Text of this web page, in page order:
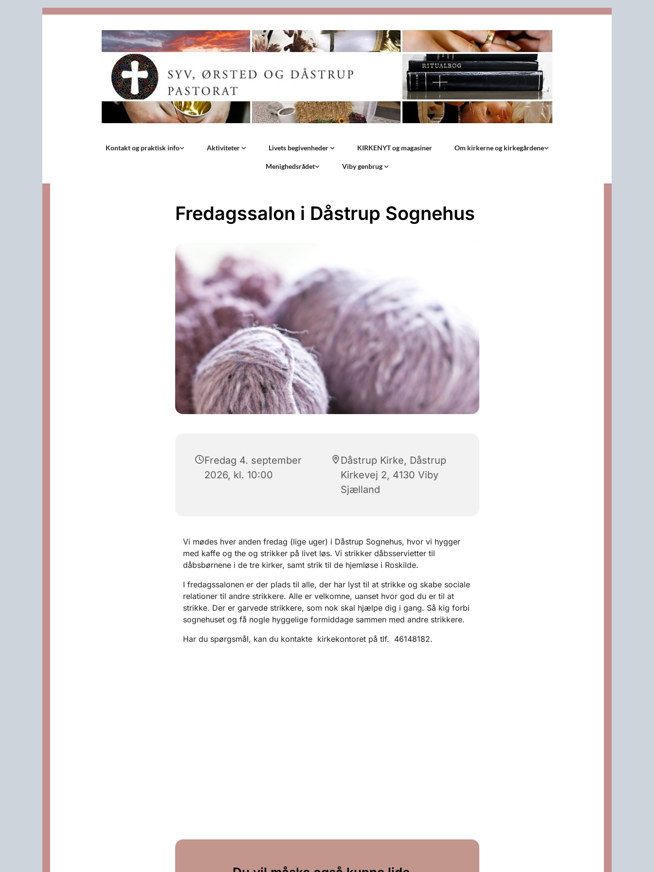
Kontakt og praktisk info Aktiviteter Livets begivenheder KIRKENYT og magasiner Om kirkerne og kirkegårdene
Menighedsrådet Viby genbrug
Fredagssalon i Dåstrup Sognehus
Fredag 4. september
2026, kl. 10:00
Dåstrup Kirke, Dåstrup
Kirkevej 2, 4130 Viby
Sjælland
Vi mødes hver anden fredag (lige uger) i Dåstrup Sognehus, hvor vi hygger
med kaffe og the og strikker på livet løs. Vi strikker dåbsservietter til
dåbsbørnene i de tre kirker, samt strik til de hjemløse i Roskilde.
I fredagssalonen er der plads til alle, der har lyst til at strikke og skabe sociale
relationer til andre strikkere. Alle er velkomne, uanset hvor god du er til at
strikke. Der er garvede strikkere, som nok skal hjælpe dig i gang. Så kig forbi
sognehuset og få nogle hyggelige formiddage sammen med andre strikkere.
Har du spørgsmål, kan du kontakte kirkekontoret på tlf. 46148182.